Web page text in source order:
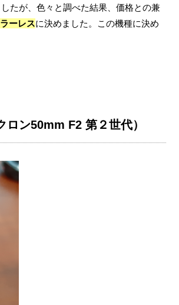
たが、色々と調べた結果、価格との兼
ーレスに決めました。この機種に決め
ン50mm F2 第２世代）